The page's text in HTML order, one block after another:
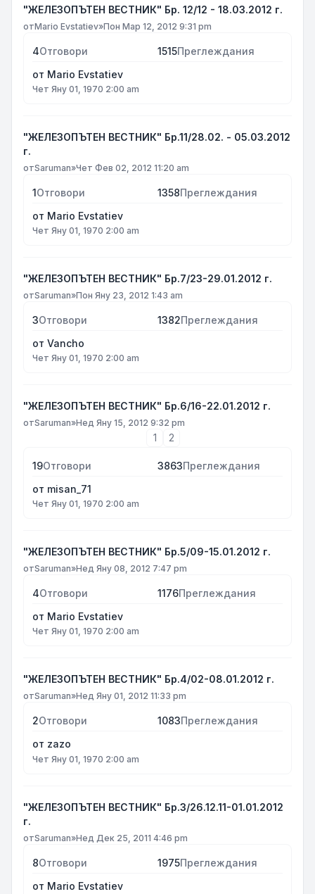
"ЖЕЛЕЗОПЪТЕН ВЕСТНИК" Бр. 12/12 - 18.03.2012 г.
отMario Evstatiev»Пон Мар 12, 2012 9:31 pm
4Отговори 1515Преглеждания
от Mario Evstatiev
Чет Яну 01, 1970 2:00 am
"ЖЕЛЕЗОПЪТЕН ВЕСТНИК" Бр.11/28.02. - 05.03.2012
г.
отSaruman»Чет Фев 02, 2012 11:20 am
1Отговори 1358Преглеждания
от Mario Evstatiev
Чет Яну 01, 1970 2:00 am
"ЖЕЛЕЗОПЪТЕН ВЕСТНИК" Бр.7/23-29.01.2012 г.
отSaruman»Пон Яну 23, 2012 1:43 am
3Отговори 1382Преглеждания
от Vancho
Чет Яну 01, 1970 2:00 am
"ЖЕЛЕЗОПЪТЕН ВЕСТНИК" Бр.6/16-22.01.2012 г.
отSaruman»Нед Яну 15, 2012 9:32 pm
1 2
19Отговори 3863Преглеждания
от misan_71
Чет Яну 01, 1970 2:00 am
"ЖЕЛЕЗОПЪТЕН ВЕСТНИК" Бр.5/09-15.01.2012 г.
отSaruman»Нед Яну 08, 2012 7:47 pm
4Отговори 1176Преглеждания
от Mario Evstatiev
Чет Яну 01, 1970 2:00 am
"ЖЕЛЕЗОПЪТЕН ВЕСТНИК" Бр.4/02-08.01.2012 г.
отSaruman»Нед Яну 01, 2012 11:33 pm
2Отговори 1083Преглеждания
от zazo
Чет Яну 01, 1970 2:00 am
"ЖЕЛЕЗОПЪТЕН ВЕСТНИК" Бр.3/26.12.11-01.01.2012
г.
отSaruman»Нед Дек 25, 2011 4:46 pm
8Отговори 1975Преглеждания
от Mario Evstatiev